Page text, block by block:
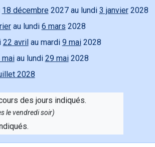
18 décembre 2027 au lundi 3 janvier2028
au lundi 6 mars 2028
22 avril au mardi 9 mai2028
maiau lundi 29 mai2028
2028
des jours indiqués.
le vendredi soir)